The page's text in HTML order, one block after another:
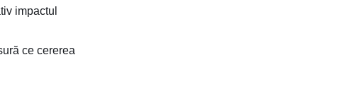
impactul
ce cererea